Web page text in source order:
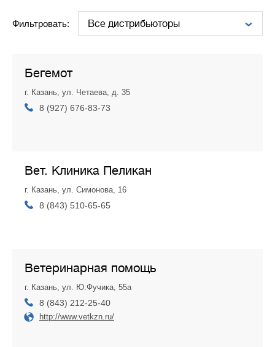
Фильтровать:
Бегемот
г. Казань, ул. Четаева, д. 35
8 (927) 676-83-73
Вет. Клиника Пеликан
г. Казань, ул. Симонова, 16
8 (843) 510-65-65
Ветеринарная помощь
г. Казань, ул. Ю.Фучика, 55а
8 (843) 212-25-40
http://www.vetkzn.ru/